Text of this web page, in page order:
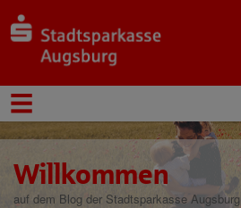
Willkommen
auf dem Blog der Stadtsparkasse Augsburg